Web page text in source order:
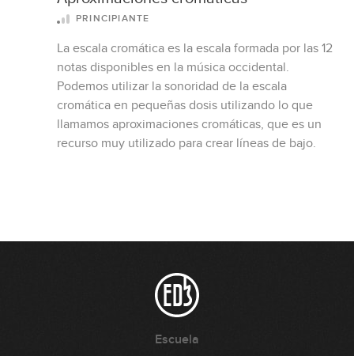
PRINCIPIANTE
La escala cromática es la escala formada por las 12
notas disponibles en la música occidental.
Podemos utilizar la sonoridad de la escala
cromática en pequeñas dosis utilizando lo que
llamamos aproximaciones cromáticas, que es un
recurso muy utilizado para crear líneas de bajo.
Escuela